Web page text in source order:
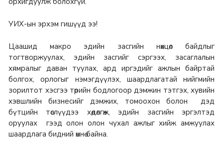
УИХ-ын эрхэм гишүүд ээ!
Цаашид макро эдийн засгийн нөхцөл байдлыг
тогтворжуулах, эдийн засгийг сэргээх, засаглалын
хямралыг даван туулах, ард иргэдийг ажлын байртай
болгох, орлогыг нэмэгдүүлэх, шаардлагатай нийгмийн
зорилтот хэсгээ төрийн бодлогоор дэмжин тэтгэх, хувийн
хэвшлийн бизнесийг дэмжих, томоохон болон дэд
бүтцийн төслүүдээ хөдөлгөж, эдийн засгийн эргэлтэд
оруулах гээд олон олон чухал ажлыг хийж амжуулах
шаардлага бидний өмнө байна.